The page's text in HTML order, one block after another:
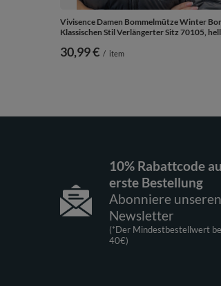
Vivisence Damen Bommelmütze Winter
Klassischen Stil Verlängerter Sitz 70105,
30,99 € / item
10% Rabattcode
erste Bestellung
Abonniere unseren
Newsletter
(*Der Mindestbestellwert
40€)